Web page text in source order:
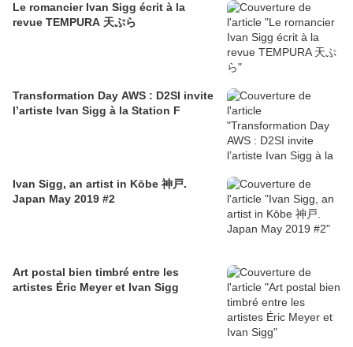
Le romancier Ivan Sigg écrit à la
revue TEMPURA 天ぷら
Transformation Day AWS : D2SI invite
l’artiste Ivan Sigg à la Station F
Ivan Sigg, an artist in Kōbe 神戸.
Japan May 2019 #2
Art postal bien timbré entre les
artistes Éric Meyer et Ivan Sigg